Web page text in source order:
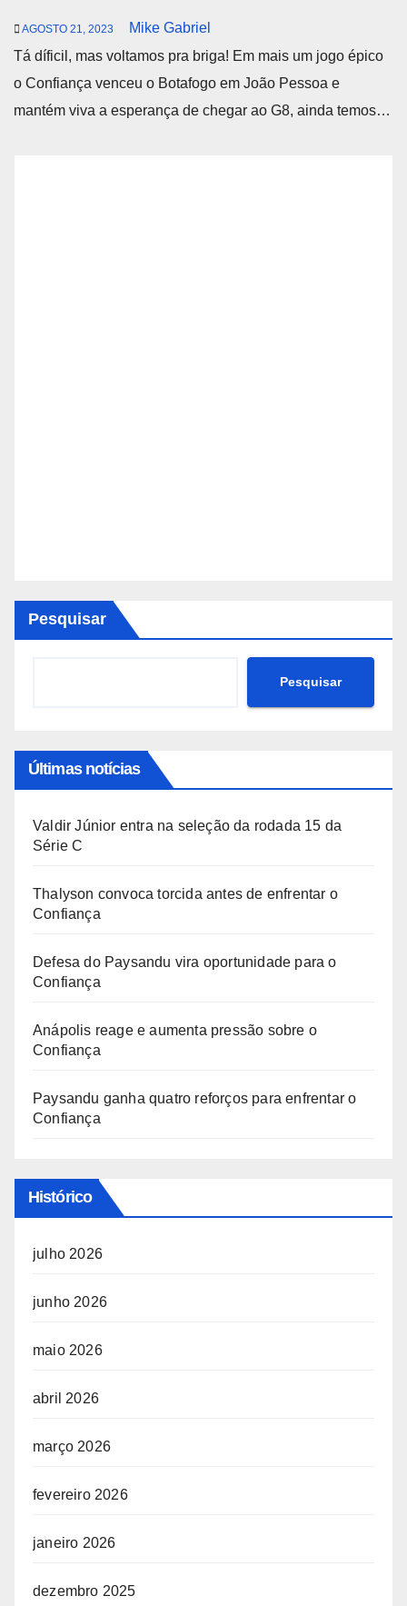
AGOSTO 21, 2023
Mike Gabriel
Tá díficil, mas voltamos pra briga! Em mais um jogo épico
o Confiança venceu o Botafogo em João Pessoa e
mantém viva a esperança de chegar ao G8, ainda temos…
Pesquisar
Pesquisar
Últimas notícias
Valdir Júnior entra na seleção da rodada 15 da
Série C
Thalyson convoca torcida antes de enfrentar o
Confiança
Defesa do Paysandu vira oportunidade para o
Confiança
Anápolis reage e aumenta pressão sobre o
Confiança
Paysandu ganha quatro reforços para enfrentar o
Confiança
Histórico
julho 2026
junho 2026
maio 2026
abril 2026
março 2026
fevereiro 2026
janeiro 2026
dezembro 2025